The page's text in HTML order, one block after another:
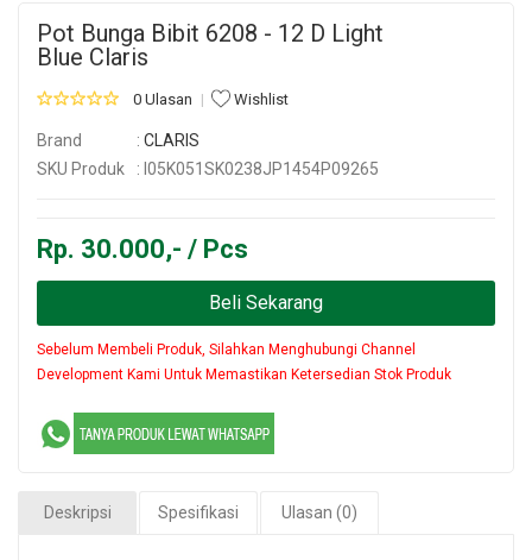
Pot Bunga Bibit 6208 - 12 D Light
Blue Claris
0 Ulasan Wishlist
Brand : CLARIS
SKU Produk
: I05K051SK0238JP1454P09265
Rp. 30.000,- / Pcs
Beli Sekarang
Sebelum Membeli Produk, Silahkan Menghubungi Channel
Development Kami Untuk Memastikan Ketersedian Stok Produk
Deskripsi Spesifikasi Ulasan (0)